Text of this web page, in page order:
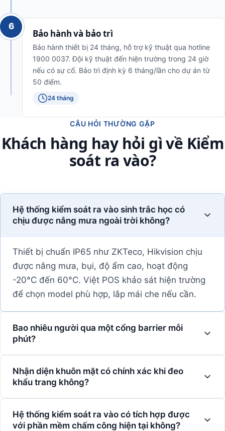
6
Bảo hành và bảo trì
Bảo hành thiết bị 24 tháng, hỗ trợ kỹ thuật qua hotline
1900 0037. Đội kỹ thuật đến hiện trường trong 24 giờ
nếu có sự cố. Bảo trì định kỳ 6 tháng/lần cho dự án từ
50 điểm.
24 tháng
CÂU HỎI THƯỜNG GẶP
Khách hàng hay hỏi gì về Kiểm
soát ra vào?
Hệ thống kiểm soát ra vào sinh trắc học có
chịu được nắng mưa ngoài trời không?
Thiết bị chuẩn IP65 như ZKTeco, Hikvision chịu
được nắng mưa, bụi, độ ẩm cao, hoạt động
-20°C đến 60°C. Việt POS khảo sát hiện trường
để chọn model phù hợp, lắp mái che nếu cần.
Bao nhiêu người qua một cổng barrier mỗi
phút?
Nhận diện khuôn mặt có chính xác khi đeo
khẩu trang không?
Hệ thống kiểm soát ra vào có tích hợp được
với phần mềm chấm công hiện tại không?